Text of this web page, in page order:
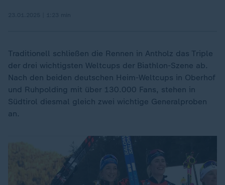
Traditionell schließen die Rennen in Antholz das Triple
der drei wichtigsten Weltcups der Biathlon-Szene ab.
Nach den beiden deutschen Heim-Weltcups in Oberhof
und Ruhpolding mit über 130.000 Fans, stehen in
Südtirol diesmal gleich zwei wichtige Generalproben
an.